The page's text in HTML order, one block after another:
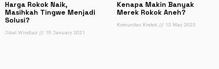
Harga Rokok Naik,
Masihkah Tingwe Menjadi
Solusi?
Jibal Windiaz 15 January 2021
Kenapa Makin Banyak
Merek Rokok Aneh?
Komunitas Kretek 13 May 2023